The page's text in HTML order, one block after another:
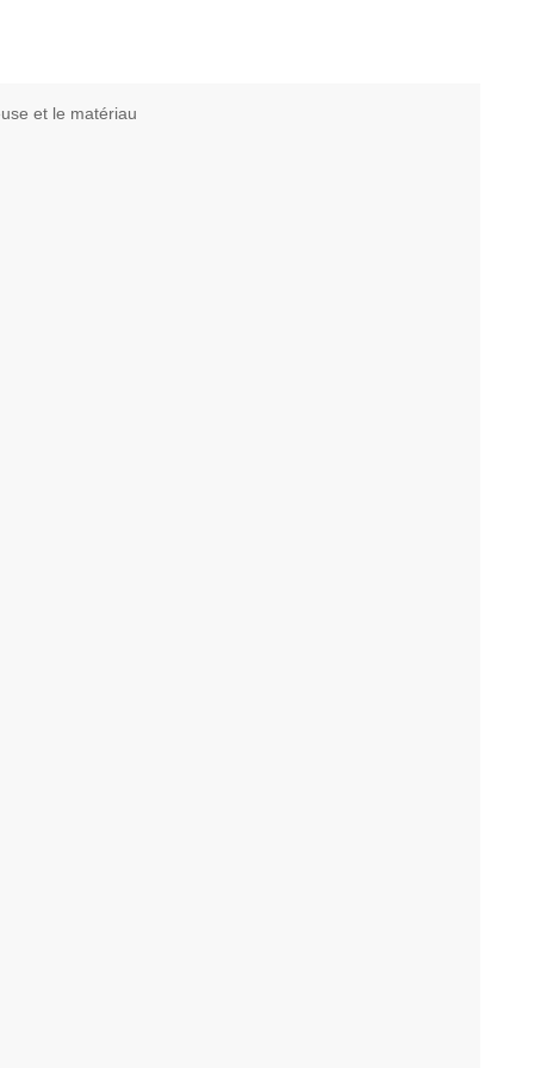
et le matériau